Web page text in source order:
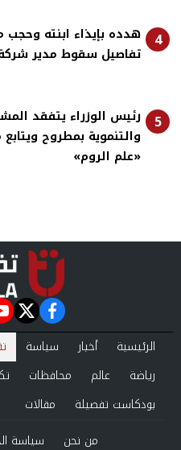
4
هدده بإيذاء ابنته
تفاصيل سقوط مدير شركة
5
رئيس الوزراء يتفقد
والتنموية بمطروح
«علم الروم»
الرئيسية أخبار سياسة
رياضة
عالم محافظات
بودكاست تفصيلة
مقالات
من نحن
سياسة